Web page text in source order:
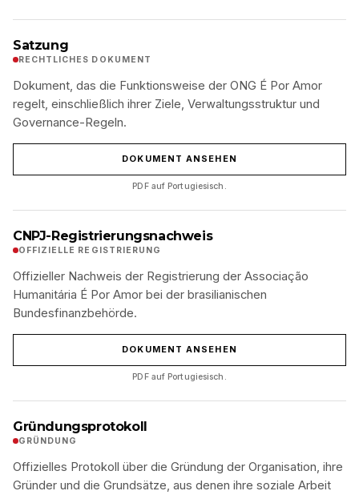
Satzung
RECHTLICHES DOKUMENT
Dokument, das die Funktionsweise der ONG É Por Amor
regelt, einschließlich ihrer Ziele, Verwaltungsstruktur und
Governance-Regeln.
DOKUMENT ANSEHEN
PDF auf Portugiesisch.
CNPJ-Registrierungsnachweis
OFFIZIELLE REGISTRIERUNG
Offizieller Nachweis der Registrierung der Associação
Humanitária É Por Amor bei der brasilianischen
Bundesfinanzbehörde.
DOKUMENT ANSEHEN
PDF auf Portugiesisch.
Gründungsprotokoll
GRÜNDUNG
Offizielles Protokoll über die Gründung der Organisation, ihre
Gründer und die Grundsätze, aus denen ihre soziale Arbeit